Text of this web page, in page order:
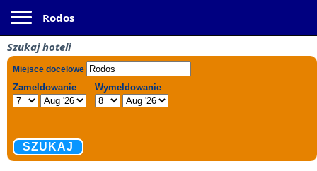
Rodos
Szukaj hoteli